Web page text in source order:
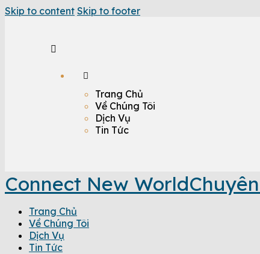
Skip to content Skip to footer
Trang Chủ
Về Chúng Tôi
Dịch Vụ
Tin Tức
Connect New World
Trang Chủ
Về Chúng Tôi
Dịch Vụ
Tin Tức